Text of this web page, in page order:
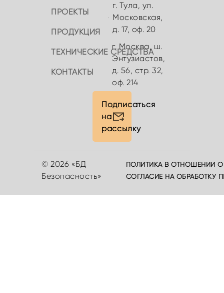
ПРОЕКТЫ
ПРОДУКЦИЯ
ТЕХНИЧЕСКИЕ СРЕДСТВА
КОНТАКТЫ
г. Тула, ул.
Московская,
д. 17, оф. 20
г. Москва, ш.
Энтузиастов,
д. 56, стр. 32,
оф. 214
Подписаться
на
рассылку
© 2026 «БД
Безопасность»
ПОЛИТИКА В ОТНОШЕНИИ
СОГЛАСИЕ НА ОБРАБОТКУ